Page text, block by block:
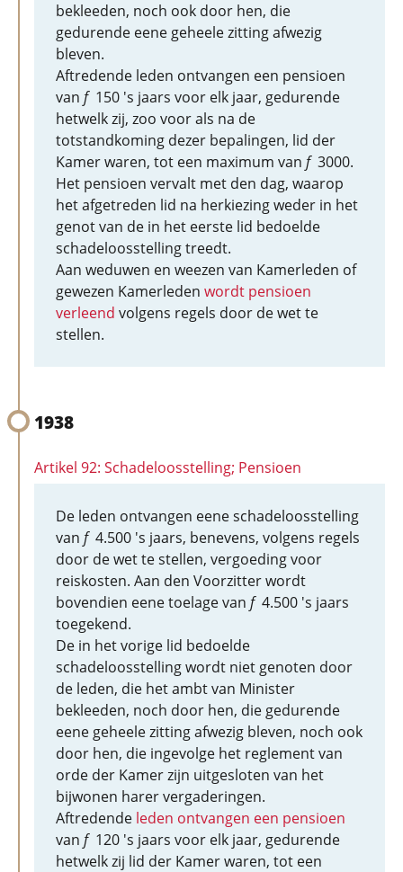
bekleeden, noch ook door hen, die
gedurende eene geheele zitting afwezig
bleven.
Aftredende leden ontvangen een pensioen
van f150 's jaars voor elk jaar, gedurende
hetwelk zij, zoo voor als na de
totstandkoming dezer bepalingen, lid der
Kamer waren, tot een maximum van f3000.
Het pensioen vervalt met den dag, waarop
het afgetreden lid na herkiezing weder in het
genot van de in het eerste lid bedoelde
schadeloosstelling treedt.
Aan weduwen en weezen van Kamerleden of
gewezen Kamerleden wordt pensioen
verleend volgens regels door de wet te
stellen.
1938
Artikel 92: Schadeloosstelling; Pensioen
De leden ontvangen eene schadeloosstelling
van f4.500 's jaars, benevens, volgens regels
door de wet te stellen, vergoeding voor
reiskosten. Aan den Voorzitter wordt
bovendien eene toelage van f4.500 's jaars
toegekend.
De in het vorige lid bedoelde
schadeloosstelling wordt niet genoten door
de leden, die het ambt van Minister
bekleeden, noch door hen, die gedurende
eene geheele zitting afwezig bleven, noch ook
door hen, die ingevolge het reglement van
orde der Kamer zijn uitgesloten van het
bijwonen harer vergaderingen.
Aftredende leden ontvangen een pensioen
van f120 's jaars voor elk jaar, gedurende
hetwelk zij lid der Kamer waren, tot een